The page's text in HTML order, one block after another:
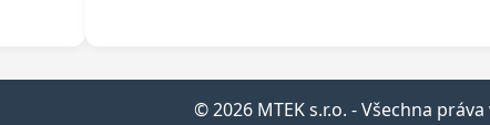
© 2026 MTEK s.r.o. - Všechna